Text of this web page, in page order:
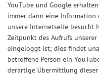
YouTube und Google
immer dann eine Information
unsere Internetseite besucht
Zeitpunkt des Aufrufs
eingeloggt ist; dies findet
betroffene Person ein
derartige Übermittlung